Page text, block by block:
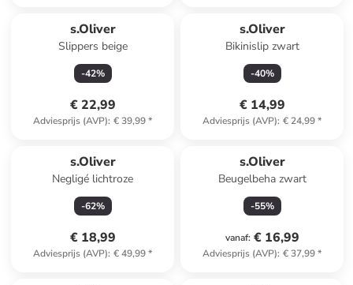
s.Oliver
Slippers beige
-42%
€ 22,99
Adviesprijs (AVP): € 39,99*
s.Oliver
Bikinislip zwart
-40%
€ 14,99
Adviesprijs (AVP): € 24,99*
s.Oliver
Negligé lichtroze
-62%
€ 18,99
Adviesprijs (AVP): € 49,99*
s.Oliver
Beugelbeha zwart
-55%
vanaf: € 16,99
Adviesprijs (AVP): € 37,99*